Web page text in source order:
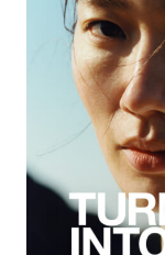
#ととけん
#LIFESTYLE
#SPORTS